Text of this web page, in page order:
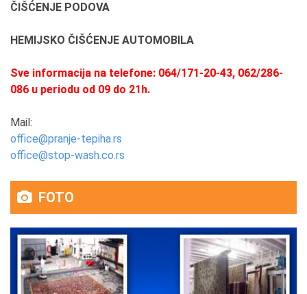
ČIŠĆENJE PODOVA
HEMIJSKO ČIŠĆENJE AUTOMOBILA
Sve informacija na telefone: 064/171-20-43, 062/286-
086 u periodu od 09 do 21h.
Mail:
office@pranje-tepiha.rs
office@stop-wash.co.rs
FOTO